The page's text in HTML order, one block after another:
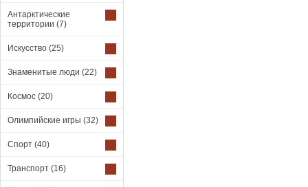
Антарктические
территории (7)
Искусство (25)
Знаменитые люди (22)
Космос (20)
Олимпийские игры (32)
Спорт (40)
Транспорт (16)